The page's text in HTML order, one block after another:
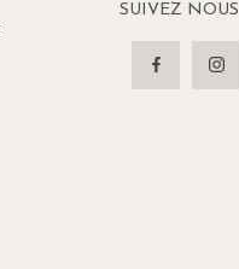
SUIVEZ NOUS